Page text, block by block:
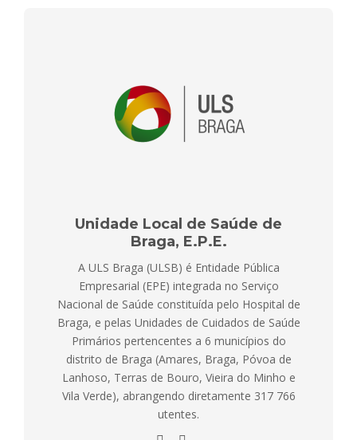
Unidade Local de Saúde de
Braga, E.P.E.
A ULS Braga (ULSB) é Entidade Pública
Empresarial (EPE) integrada no Serviço
Nacional de Saúde constituída pelo Hospital de
Braga, e pelas Unidades de Cuidados de Saúde
Primários pertencentes a 6 municípios do
distrito de Braga (Amares, Braga, Póvoa de
Lanhoso, Terras de Bouro, Vieira do Minho e
Vila Verde), abrangendo diretamente 317 766
utentes.